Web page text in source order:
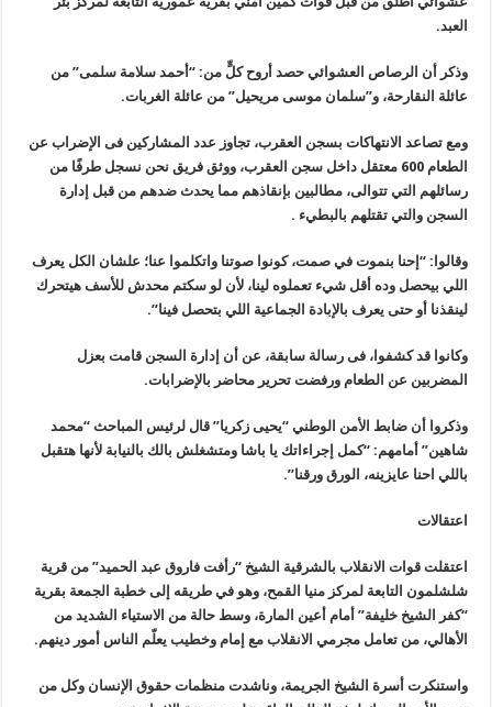
العبد.
وذكر أن الرصاص العشوائي حصد أروح كلٍّ من: “أحمد سلامة سلمى” من
عائلة النقارحة، و”سلمان موسى مريحيل” من عائلة الغربات.
ومع تصاعد الانتهاكات بسجن العقرب، تجاوز عدد المشاركين فى الإضراب عن
الطعام 600 معتقل داخل سجن العقرب، ووثق فريق نحن نسجل طرفًا من
رسائلهم التي تتوالى، مطالبين بإنقاذهم مما يحدث ضدهم من قبل إدارة
السجن والتي تقتلهم بالبطيء .
وقالوا: “إحنا بنموت في صمت، كونوا صوتنا واتكلموا عنا؛ علشان الكل يعرف
اللي بيحصل وده أقل شيء تعملوه لينا، لأن لو سكتم محدش للأسف هيتحرك
لينقذنا أو حتى يعرف بالإبادة الجماعية اللي بتحصل فينا”.
وكانوا قد كشفوا، فى رسالة سابقة، عن أن إدارة السجن قامت بعزل
المضربين عن الطعام ورفضت تحرير محاضر بالإضرابات.
وذكروا أن ضابط الأمن الوطني “يحيى زكريا” قال لرئيس المباحث “محمد
شاهين” أمامهم: “كمل إجراءاتك يا باشا ومتشغلش بالك بالنيابة لأنها هتقبل
باللي احنا عايزينه، الورق ورقنا”.
اعتقالات
اعتقلت قوات الانقلاب بالشرقية الشيخ “رأفت فاروق عبد الحميد” من قرية
شلشلمون التابعة لمركز منيا القمح، وهو في طريقه إلى خطبة الجمعة بقرية
“كفر الشيخ خليفة” أمام أعين المارة، وسط حالة من الاستياء الشديد من
الأهالي، من تعامل مجرمي الانقلاب مع إمام وخطيب يعلّم الناس أمور دينهم.
واستنكرت أسرة الشيخ الجريمة، وناشدت منظمات حقوق الإنسان وكل من